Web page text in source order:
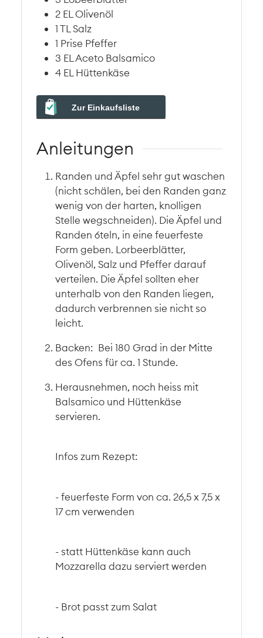
2 ELOlivenöl
1TL Salz
1 Prise Pfeffer
3 ELAceto Balsamico
4 EL Hüttenkäse
Zur Einkaufsliste
Anleitungen
Randen und Äpfel sehr gut waschen
(nicht schälen, bei den Randen ganz
wenig von der harten, knolligen
Stelle wegschneiden). Die Äpfel und
Randen 6teln, in eine feuerfeste
Form geben. Lorbeerblätter,
Olivenöl, Salz und Pfeffer darauf
verteilen. Die Äpfel sollten eher
unterhalb von den Randen liegen,
dadurch verbrennen sie nicht so
leicht.
Backen: Bei 180 Grad in der Mitte
des Ofens für ca. 1 Stunde.
Herausnehmen, noch heiss mit
Balsamico und Hüttenkäse
servieren.
Infos zum Rezept:
- feuerfeste Form von ca. 26,5 x 7,5 x
17 cm verwenden
- statt Hüttenkäse kann auch
Mozzarella dazu serviert werden
- Brot passt zum Salat